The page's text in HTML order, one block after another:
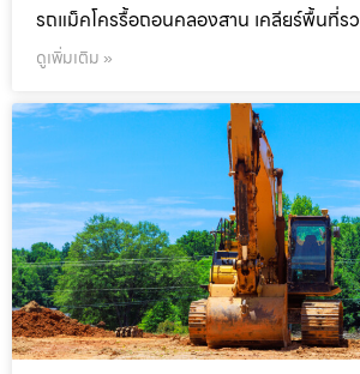
รถแม็คโครรื้อถอนคลองสาน เคลียร์พื้นที่รว
ดูเพิ่มเติม »